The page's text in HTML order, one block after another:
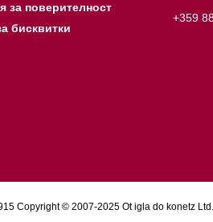
за поверителност
бисквитки
+359
Copyright © 2007-2025 Ot igla do konetz